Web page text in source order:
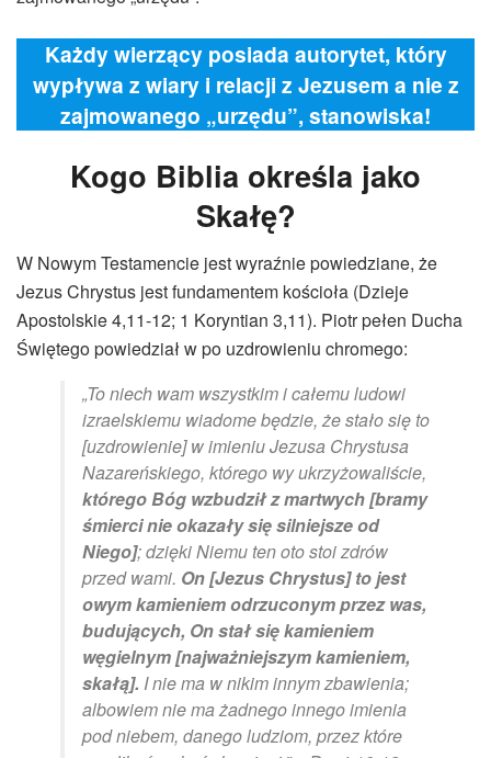
Każdy wierzący posiada autorytet, który
wypływa z wiary i relacji z Jezusem a nie z
zajmowanego „urzędu”, stanowiska!
Kogo Biblia określa jako
Skałę?
W Nowym Testamencie jest wyraźnie powiedziane, że
Jezus Chrystus jest fundamentem kościoła (Dzieje
Apostolskie 4,11-12; 1 Koryntian 3,11). Piotr pełen Ducha
Świętego powiedział w po uzdrowieniu chromego:
„To niech wam wszystkim i całemu ludowi
izraelskiemu wiadome będzie, że stało się to
[uzdrowienie] w imieniu Jezusa Chrystusa
Nazareńskiego, którego wy ukrzyżowaliście,
którego Bóg wzbudził z martwych[bramy
śmierci nie okazały się silniejsze od
Niego]; dzięki Niemu ten oto stoi zdrów
przed wami. On [Jezus Chrystus] to jest
owym kamieniem odrzuconym przez was,
budujących, On stał się kamieniem
węgielnym [najważniejszym kamieniem,
skałą]. I nie ma w nikim innym zbawienia;
albowiem nie ma żadnego innego imienia
pod niebem, danego ludziom, przez które